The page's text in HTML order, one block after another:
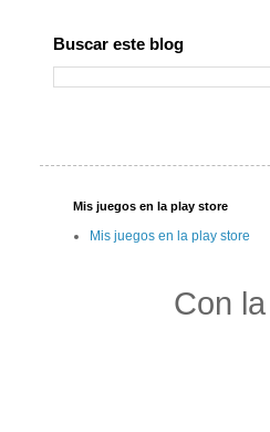
Buscar este blog
Mis juegos en la play store
Mis juegos en la play store
Con